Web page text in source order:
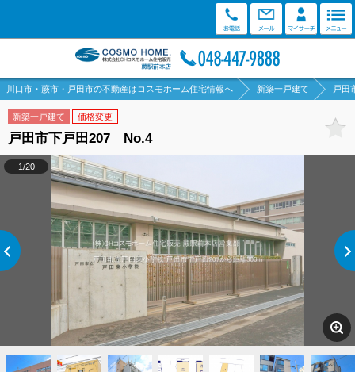
川口市・蕨市・戸田市の不動産はコスモホーム住宅情報へ 新築一戸建て 戸田
新築一戸建て 価格変更
戸田市下戸田207 No.4
1/20